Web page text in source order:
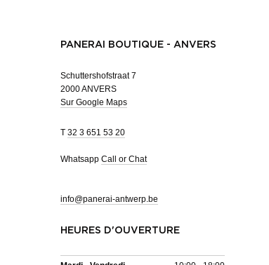
PANERAI BOUTIQUE - ANVERS
Schuttershofstraat 7
2000 ANVERS
Sur Google Maps
T 32 3 651 53 20
Whatsapp Call or Chat
info@panerai-antwerp.be
HEURES D'OUVERTURE